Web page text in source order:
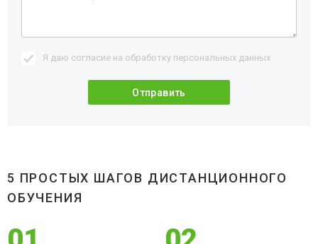
Я даю согласие на обработку персональных данных
5 ПРОСТЫХ ШАГОВ ДИСТАНЦИОННОГО
ОБУЧЕНИЯ